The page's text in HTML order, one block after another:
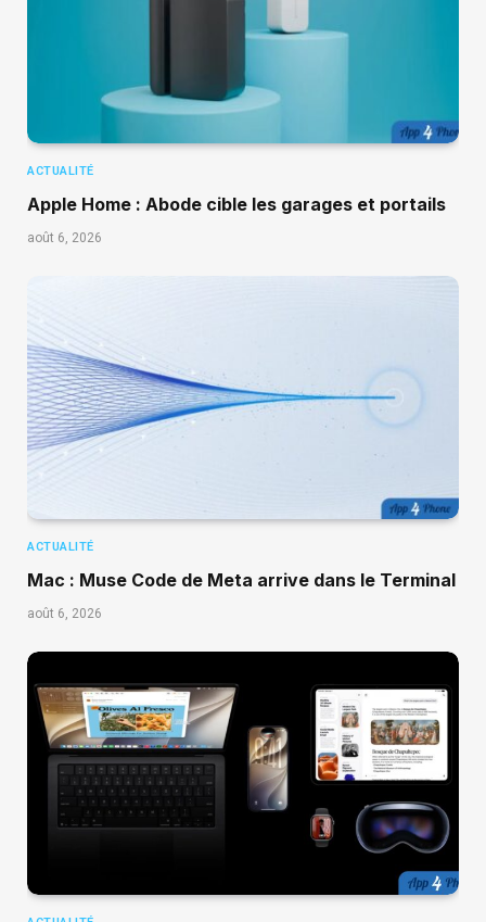
ACTUALITÉ
Apple Home : Abode cible les garages et portails
août 6, 2026
ACTUALITÉ
Mac : Muse Code de Meta arrive dans le Terminal
août 6, 2026